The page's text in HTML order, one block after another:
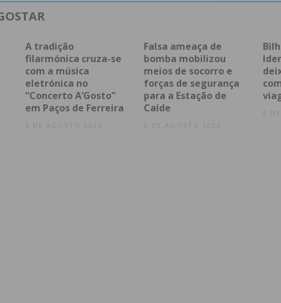
A tradição
filarmónica cruza-se
com a música
eletrónica no
“Concerto A’Gosto”
em Paços de Ferreira
6 DE AGOSTO 2026
Falsa ameaça de
bomba mobilizou
meios de socorro e
forças de segurança
para a Estação de
Caíde
6 DE AGOSTO 2026
6